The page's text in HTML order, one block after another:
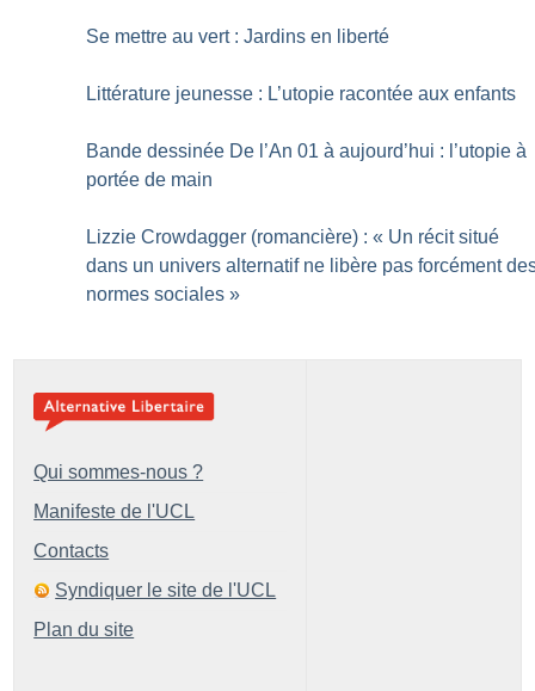
Se mettre au vert : Jardins en liberté
Littérature jeunesse : L’utopie racontée aux enfants
Bande dessinée De l’An 01 à aujourd’hui : l’utopie à
portée de main
Lizzie Crowdagger (romancière) : « Un récit situé
dans un univers alternatif ne libère pas forcément
normes sociales »
Qui sommes-nous ?
Manifeste de l'UCL
Contacts
Syndiquer le site de l'UCL
Plan du site